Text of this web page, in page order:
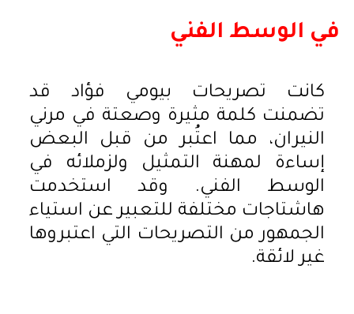
في الوسط الفني
كانت تصريحات بيومي فؤاد قد
تضمنت كلمة مثيرة وصعتة في مرني
النيران، مما اعتُبر من قبل البعض
إساءة لمهنة التمثيل ولزملائه في
الوسط الفني. وقد استخدمت
هاشتاجات مختلفة للتعبير عن استياء
الجمهور من التصريحات التي اعتبروها
غير لائقة.